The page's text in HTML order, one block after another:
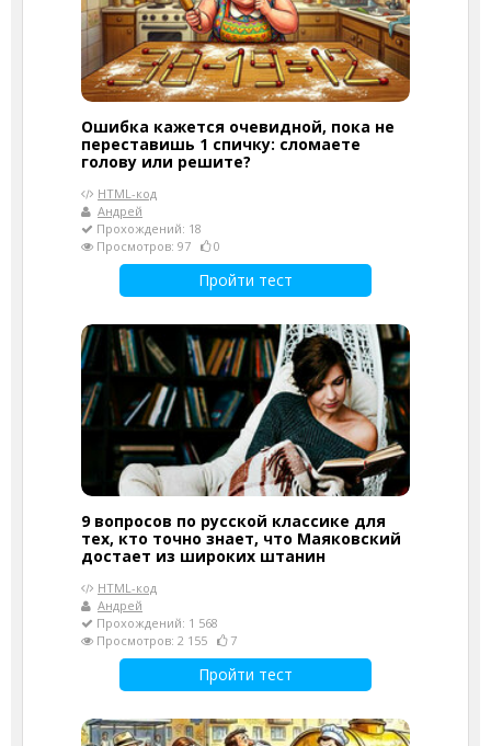
Ошибка кажется очевидной, пока не
переставишь 1 спичку: сломаете
голову или решите?
HTML-код
Андрей
Прохождений: 18
Просмотров: 97
0
Пройти тест
9 вопросов по русской классике для
тех, кто точно знает, что Маяковский
достает из широких штанин
HTML-код
Андрей
Прохождений: 1 568
Просмотров: 2 155
7
Пройти тест